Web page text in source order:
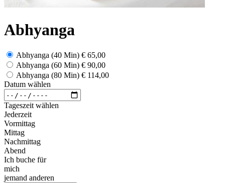
Abhyanga
Abhyanga (40 Min) € 65,00
Abhyanga (60 Min) € 90,00
Abhyanga (80 Min) € 114,00
Datum wählen
Tageszeit wählen
Jederzeit
Vormittag
Mittag
Nachmittag
Abend
Ich buche für
mich
jemand anderen